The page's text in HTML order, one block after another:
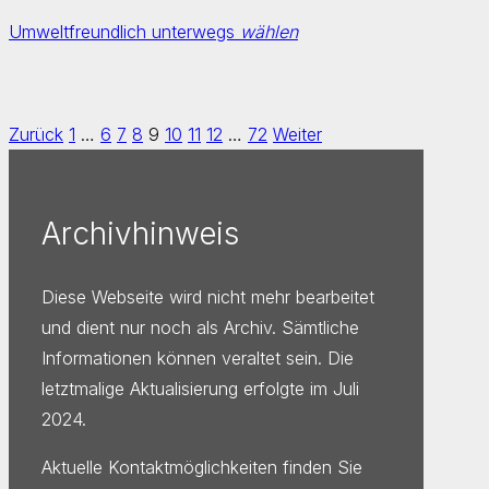
Umweltfreundlich unterwegs wählen
Zurück 1 … 6 7 8 9 10 11 12 … 72 Weiter
Archivhinweis
Diese Webseite wird nicht mehr bearbeitet
und dient nur noch als Archiv. Sämtliche
Informationen können veraltet sein. Die
letztmalige Aktualisierung erfolgte im Juli
2024.
Aktuelle Kontaktmöglichkeiten finden Sie